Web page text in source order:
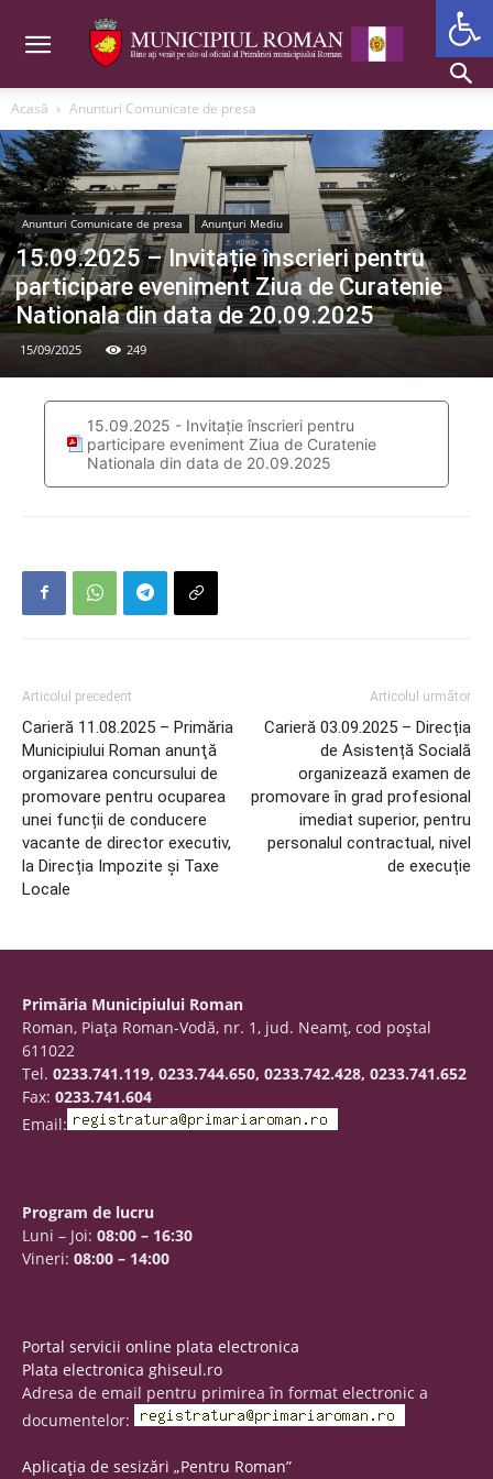
Acasă Anunturi Comunicate de presa
Anunturi Comunicate de presa Anunțuri Mediu
15.09.2025 – Invitație înscrieri pentru
participare eveniment Ziua de Curatenie
Nationala din data de 20.09.2025
15/09/2025 249
15.09.2025 - Invitație înscrieri pentru
participare eveniment Ziua de Curatenie
Nationala din data de 20.09.2025
Articolul precedent
Carieră 11.08.2025 – Primăria
Municipiului Roman anunţă
organizarea concursului de
promovare pentru ocuparea
unei funcții de conducere
vacante de director executiv,
la Direcția Impozite și Taxe
Locale
Articolul următor
Carieră 03.09.2025 – Direcția
de Asistență Socială
organizează examen de
promovare în grad profesional
imediat superior, pentru
personalul contractual, nivel
de execuție
Primăria Municipiului Roman
Roman, Piaţa Roman-Vodă, nr. 1, jud. Neamţ, cod poştal
611022
Tel. 0233.741.119, 0233.744.650, 0233.742.428, 0233.741.652
Fax: 0233.741.604
Email:
Program de lucru
Luni – Joi: 08:00 – 16:30
Vineri: 08:00 – 14:00
Portal servicii online plata electronica
Plata electronica ghiseul.ro
Adresa de email pentru primirea în format electronic a
documentelor:
Aplicația de sesizări „Pentru Roman”